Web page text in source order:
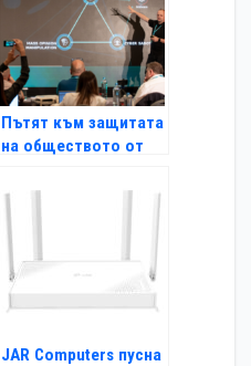
Пътят към защитата
на обществото от
през обучението на
JAR Computers пусна